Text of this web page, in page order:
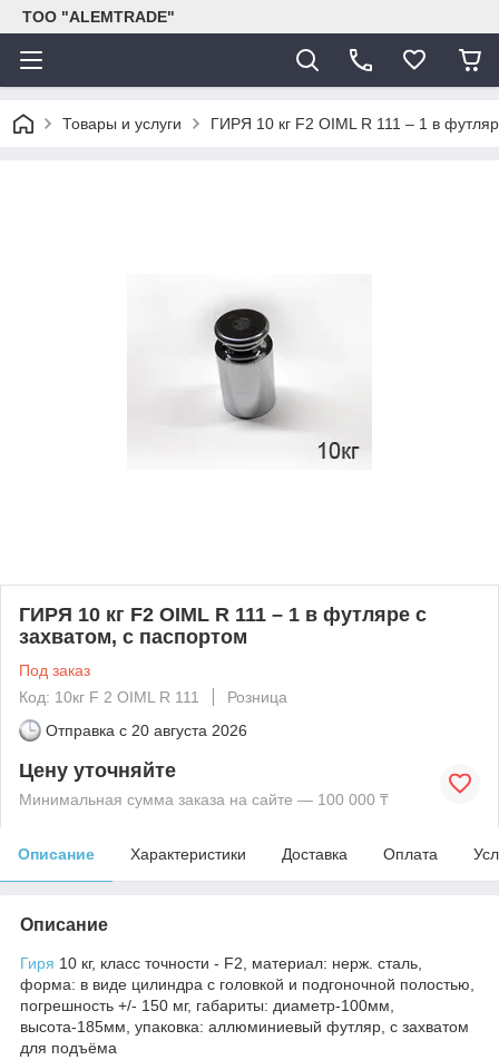
ТОО "ALEMTRADE"
Товары и услуги ГИРЯ 10 кг F2 OIML R 111 – 1 в
ГИРЯ 10 кг F2 OIML R 111 – 1 в футляре с
захватом, с паспортом
Под заказ
Код: 10кг F 2 OIML R 111
Розница
Отправка с 20 августа 2026
Цену уточняйте
Минимальная сумма заказа на сайте — 100 000 ₸
Описание Характеристики Доставка Оплата
Описание
Гиря 10 кг, класс точности - F2, материал: нерж. сталь,
форма: в виде цилиндра с головкой и подгоночной полостью,
погрешность +/- 150 мг, габариты: диаметр-100мм,
высота-185мм, упаковка: аллюминиевый футляр, с захватом
для подъёма